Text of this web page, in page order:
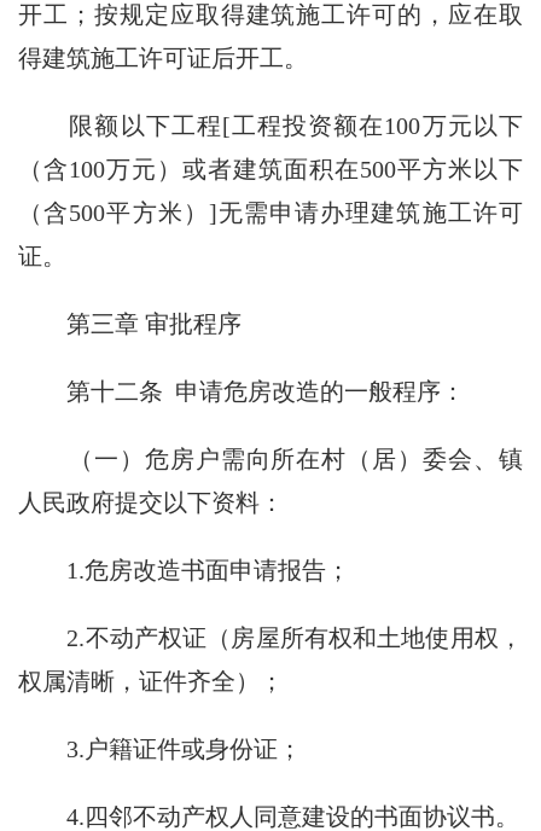
开工；按规定应取得建筑施工许可的，应在取
得建筑施工许可证后开工。
限额以下工程[工程投资额在100万元以下
（含100万元）或者建筑面积在500平方米以下
（含500平方米）]无需申请办理建筑施工许可
证。
第三章 审批程序
第十二条 申请危房改造的一般程序：
（一）危房户需向所在村（居）委会、镇
人民政府提交以下资料：
1.危房改造书面申请报告；
2.不动产权证（房屋所有权和土地使用权，
权属清晰，证件齐全）；
3.户籍证件或身份证；
4.四邻不动产权人同意建设的书面协议书。